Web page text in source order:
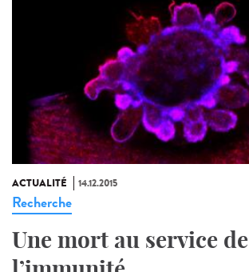
ACTUALITÉ 14.12.2015
Recherche
Une mort au service de